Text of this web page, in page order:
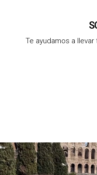
Te ayudamos a llevar